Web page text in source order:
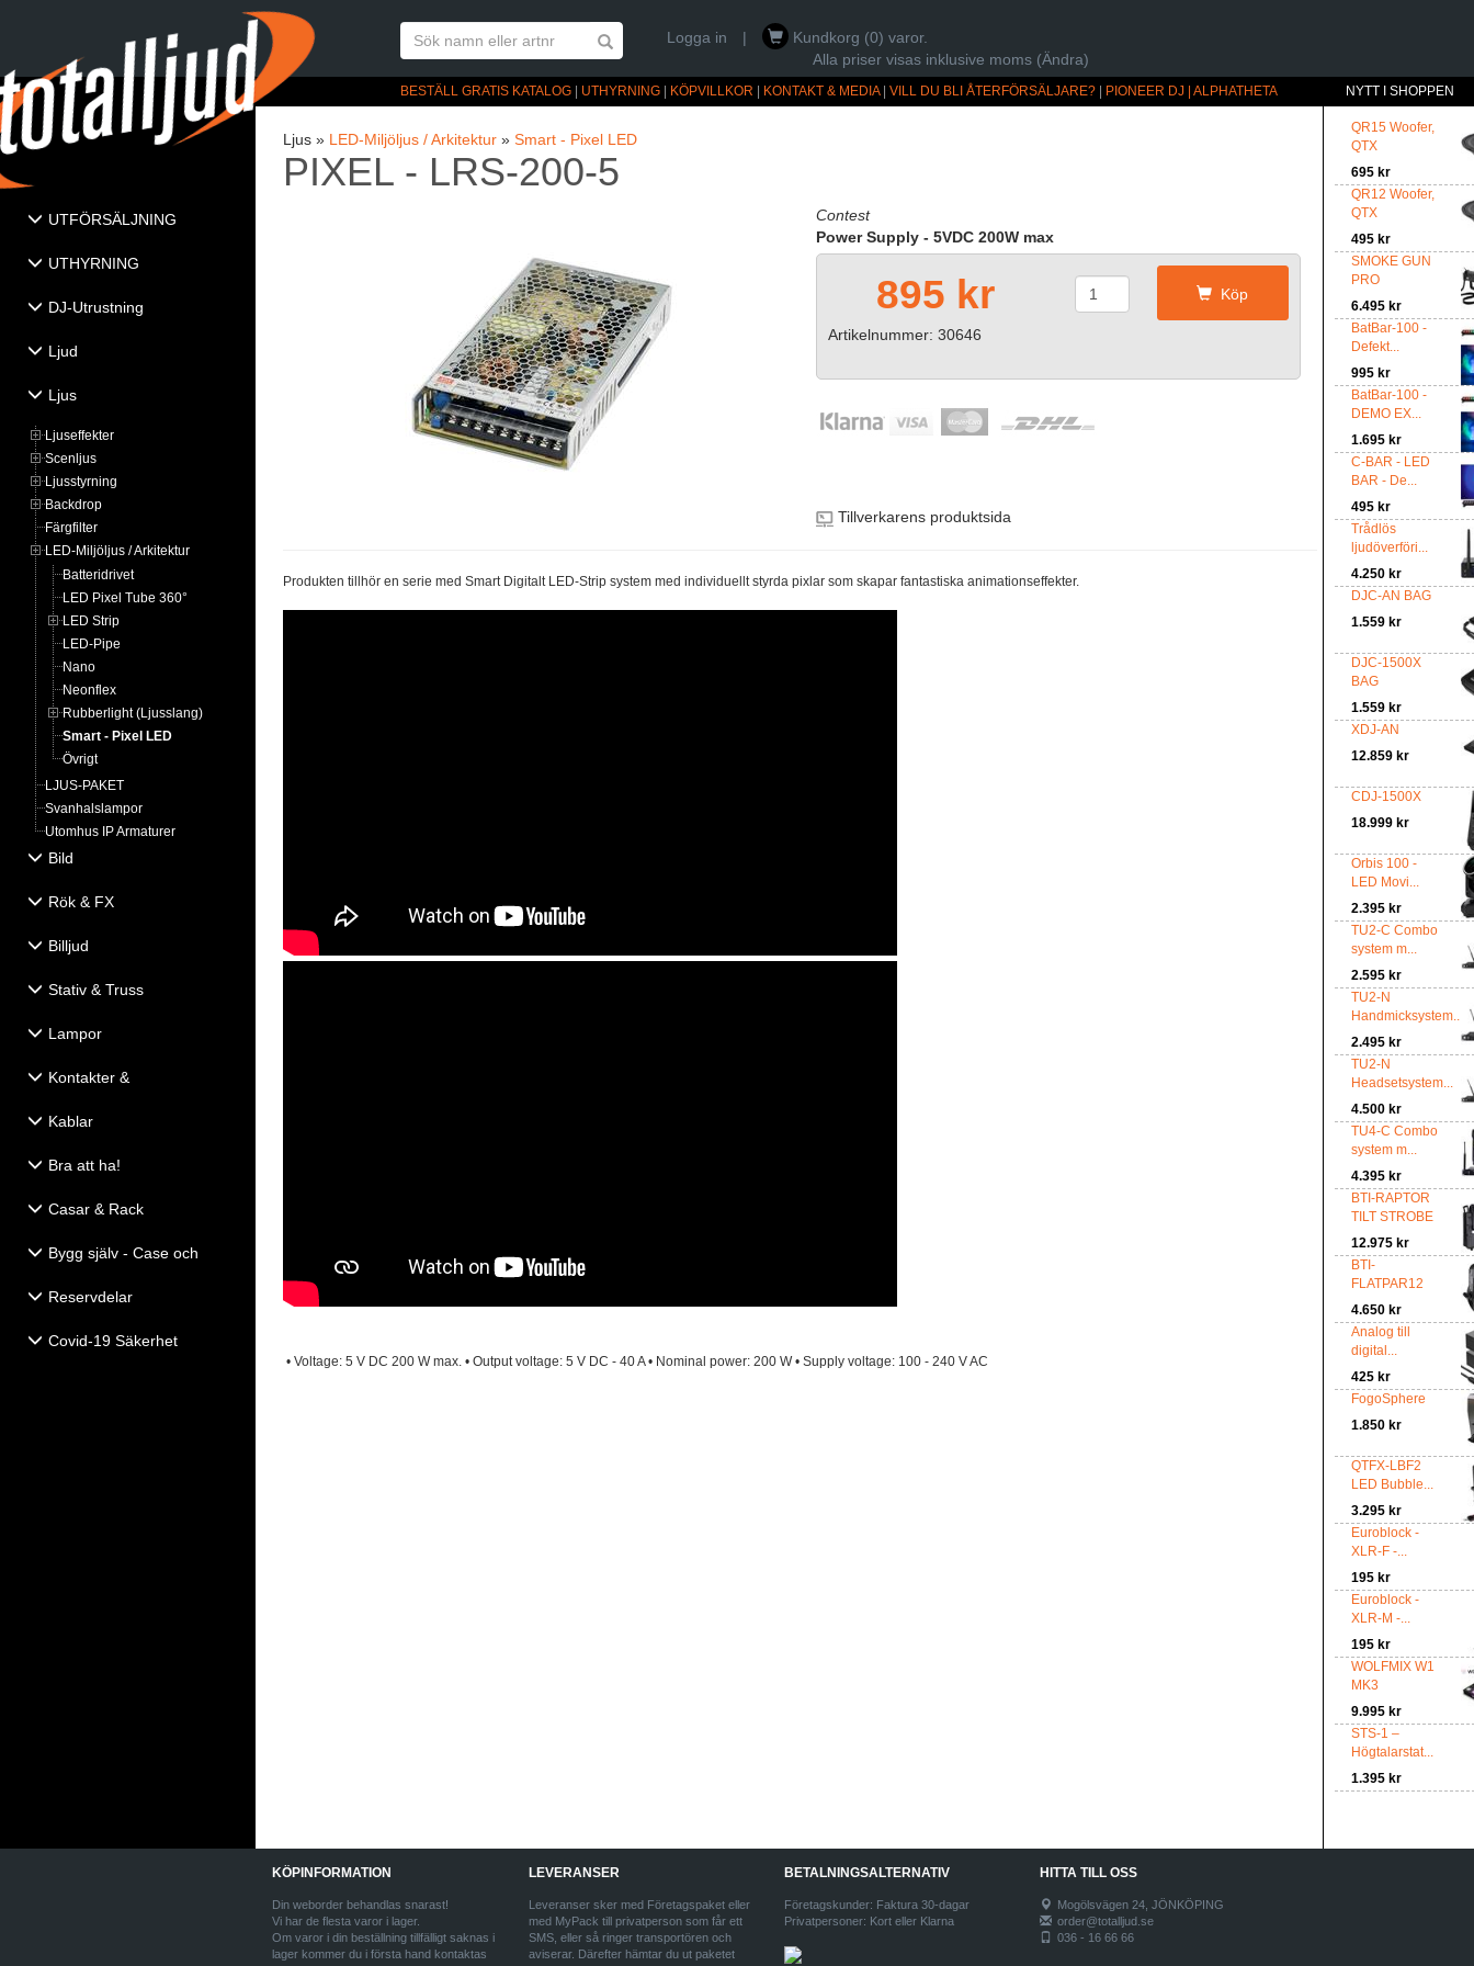
Logga in |
Kundkorg (0) varor.
Alla priser visas inklusive moms (Ändra)
BESTÄLL GRATIS KATALOG UTHYRNING KÖPVILLKOR KONTAKT & MEDIA| VILL DU BLI ÅTERFÖRSÄLJARE? PIONEER DJ | ALPHATHETA
UTFÖRSÄLJNING
UTHYRNING
DJ-Utrustning
Ljud
Ljus
Ljuseffekter
Scenljus
Ljusstyrning
Backdrop
Färgfilter
LED-Miljöljus / Arkitektur
Batteridrivet
LED Pixel Tube 360°
LED Strip
LED-Pipe
Nano
Neonflex
Rubberlight (Ljusslang)
Smart - Pixel LED
Övrigt
LJUS-PAKET
Svanhalslampor
Utomhus IP Armaturer
Bild
Rök & FX
Billjud
Stativ & Truss
Lampor
Kontakter &
Kablar
Bra att ha!
Casar & Rack
Bygg själv - Case och
Reservdelar
Covid-19 Säkerhet
NYTT I SHOPPEN
QR15 Woofer,
QTX
695 kr
QR12 Woofer,
QTX
495 kr
SMOKE GUN
PRO
6.495 kr
BatBar-100 -
Defekt...
995 kr
BatBar-100 -
DEMO EX...
1.695 kr
C-BAR - LED
BAR - De...
495 kr
Trådlös
ljudöverföri...
4.250 kr
DJC-AN BAG
1.559 kr
DJC-1500X
BAG
1.559 kr
XDJ-AN
12.859 kr
CDJ-1500X
18.999 kr
Orbis 100 -
LED Movi...
2.395 kr
TU2-C Combo
system m...
2.595 kr
TU2-N
Handmicksystem...
2.495 kr
TU2-N
Headsetsystem...
4.500 kr
TU4-C Combo
system m...
4.395 kr
BTI-RAPTOR
TILT STROBE
12.975 kr
BTI-
FLATPAR12
4.650 kr
Analog till
digital...
425 kr
FogoSphere
1.850 kr
QTFX-LBF2
LED Bubble...
3.295 kr
Euroblock -
XLR-F -...
195 kr
Euroblock -
XLR-M -...
195 kr
WOLFMIX W1
MK3
9.995 kr
STS-1 –
Högtalarstat...
1.395 kr
Ljus » LED-Miljöljus / Arkitektur »Smart - Pixel LED
PIXEL - LRS-200-5
Contest
Power Supply - 5VDC 200W max
895 kr Köp
Artikelnummer: 30646
Tillverkarens produktsida
Produkten tillhör en serie med Smart Digitalt LED-Strip system med individuellt styrda pixlar som skapar fantastiska animationseffekter.
• Voltage: 5 V DC 200 W max. • Output voltage: 5 V DC - 40 A • Nominal power: 200 W • Supply voltage: 100 - 240 V AC
KÖPINFORMATION
Din weborder behandlas snarast!
Vi har de flesta varor i lager.
Om varor i din beställning tillfälligt saknas i
lager kommer du i första hand kontaktas
LEVERANSER
Leveranser sker med Företagspaket eller
med MyPack till privatperson som får ett
SMS, eller så ringer transportören och
aviserar. Därefter hämtar du ut paketet
BETALNINGSALTERNATIV
Företagskunder: Faktura 30-dagar
Privatpersoner: Kort eller Klarna
HITTA TILL OSS
Mogölsvägen 24, JÖNKÖPING
order@totalljud.se
036 - 16 66 66